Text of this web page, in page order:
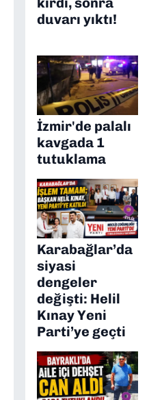
duvarı yıktı!
İzmir'de palalı
kavgada 1
tutuklama
Karabağlar’da
siyasi
dengeler
değişti: Helil
Kınay Yeni
Parti’ye geçti